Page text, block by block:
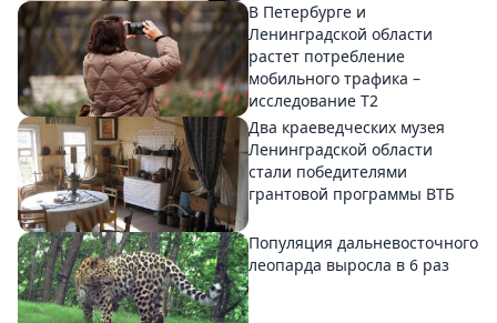
В Петербурге и
Ленинградской области
растет потребление
мобильного трафика –
исследование T2
Два краеведческих музея
Ленинградской области
стали победителями
грантовой программы ВТБ
Популяция дальневосточного
леопарда выросла в 6 раз